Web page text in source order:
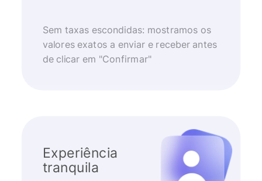
Sem taxas escondidas: mostramos os
valores exatos a enviar e receber antes
de clicar em "Confirmar"
Experiência
tranquila